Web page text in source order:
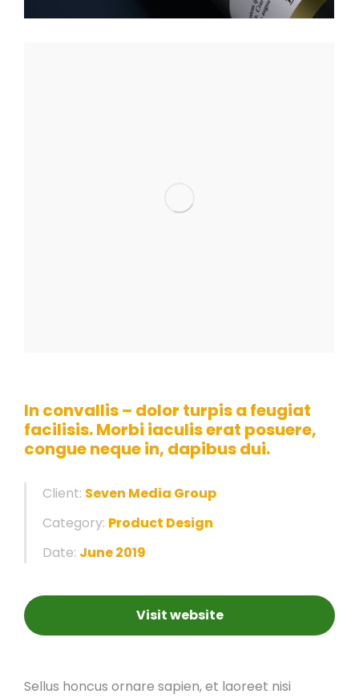
In convallis – dolor turpis a feugiat
facilisis. Morbi iaculis erat posuere,
congue neque in, dapibus dui.
Client: Seven Media Group
Category: Product Design
Date: June 2019
Visit website
Sellus honcus ornare sapien, et laoreet nisi